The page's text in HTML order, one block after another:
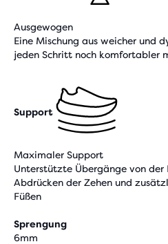
Ausgewogen
Eine Mischung aus weicher und
jeden Schritt noch komfortabler
Support
Maximaler Support
Unterstützte Übergänge von der
Abdrücken der Zehen und
Füßen
Sprengung
6mm